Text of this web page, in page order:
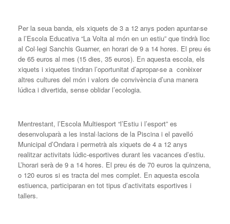
Per la seua banda, els xiquets de 3 a 12 anys poden apuntar-se
a l’Escola Educativa “La Volta al món en un estiu” que tindrà lloc
al Col·legi Sanchis Guarner, en horari de 9 a 14 hores. El preu és
de 65 euros al mes (15 dies, 35 euros). En aquesta escola, els
xiquets i xiquetes tindran l’oportunitat d’apropar-se a conèixer
altres cultures del món i valors de convivència d’una manera
lúdica i divertida, sense oblidar l’ecologia.
Mentrestant, l’Escola Multiesport “l’Estiu i l’esport” es
desenvoluparà a les instal·lacions de la Piscina i el pavelló
Municipal d’Ondara i permetrà als xiquets de 4 a 12 anys
realitzar activitats lúdic-esportives durant les vacances d’estiu.
L’horari serà de 9 a 14 hores. El preu és de 70 euros la quinzena,
o 120 euros si es tracta del mes complet. En aquesta escola
estiuenca, participaran en tot tipus d’activitats esportives i
tallers.